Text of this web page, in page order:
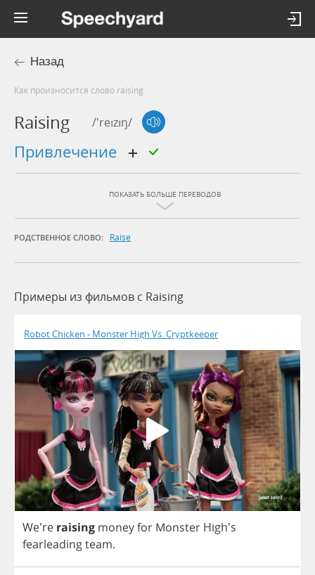
Назад
Как произносится слово raising
Raising /'reɪzɪŋ/
привлечение
ПОКАЗАТЬ БОЛЬШЕ ПЕРЕВОДОВ
РОДСТВЕННОЕ СЛОВО: Raise
Примеры из фильмов c Raising
Robot Chicken - Monster High Vs. Cryptkeeper
We're raising moneyfor Monster High's
fearleadingteam.